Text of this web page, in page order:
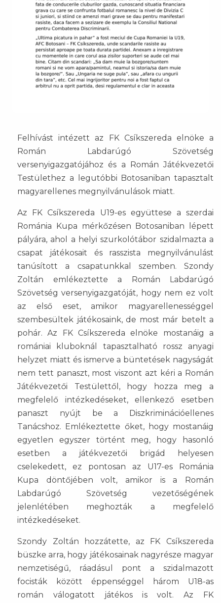
Felhívást intézett az FK Csíkszereda elnöke a
Román Labdarúgó Szövetség
versenyigazgatójához és a Román Játékvezetői
Testülethez a legutóbbi Botosaniban tapasztalt
magyarellenes megnyilvánulások miatt.
Az FK Csíkszereda U19-es együttese a szerdai
Románia Kupa mérkőzésen Botosaniban lépett
pályára, ahol a helyi szurkolótábor szidalmazta a
csapat játékosait és rasszista megnyilvánulást
tanúsított a csapatunkkal szemben. Szondy
Zoltán emlékeztette a Román Labdarúgó
Szövetség versenyigazgatóját, hogy nem ez volt
az első eset, amikor magyarellenességgel
szembesültek játékosaink, de most már betelt a
pohár. Az FK Csíkszereda elnöke mostanáig a
romániai kluboknál tapasztalható rossz anyagi
helyzet miatt és ismerve a büntetések nagyságát
nem tett panaszt, most viszont azt kéri a Román
Játékvezetői Testülettől, hogy hozza meg a
megfelelő intézkedéseket, ellenkező esetben
panaszt nyújt be a Diszkriminációellenes
Tanácshoz. Emlékeztette őket, hogy mostanáig
egyetlen egyszer történt meg, hogy hasonló
esetben a játékvezetői brigád helyesen
cselekedett, ez pontosan az U17-es Románia
Kupa döntőjében volt, amikor is a Román
Labdarúgó Szövetség vezetőségének
jelenlétében meghozták a megfelelő
intézkedéseket.
Szondy Zoltán hozzátette, az FK Csíkszereda
büszke arra, hogy játékosainak nagyrésze magyar
nemzetiségű, ráadásul pont a szidalmazott
focisták között éppenséggel három U18-as
román válogatott játékos is volt. Az FK